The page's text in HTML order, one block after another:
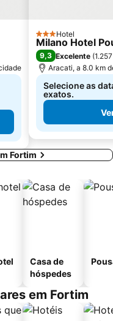
3 Estrelas
Hotel
Milano Hotel
9,3 Excelente (
Aracati, a 8.0 km
Selecione as
exatos.
Fortim
Casa de
hóspedes
em Fortim